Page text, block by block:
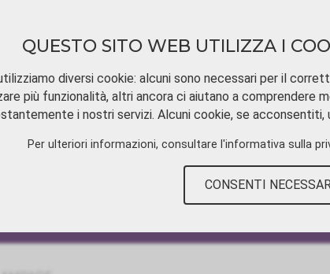
QUESTO SITO WEB UTILIZZA I
diversi cookie: alcuni sono necessari per il
più funzionalità, altri ancora ci aiutano a comprendere
i nostri servizi. Alcuni cookie, se acconsentiti,
Per ulteriori informazioni, consultare l'informativa sulla
CONSENTI